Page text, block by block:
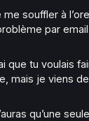
me souffler à
par
que tu voulais
mais je viens de
qu’une